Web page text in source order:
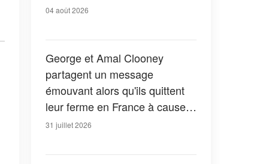
04 août 2026
George et Amal Clooney
partagent un message
émouvant alors qu'ils quittent
leur ferme en France à cause
des feux de forêt — Tous les
31 juillet 2026